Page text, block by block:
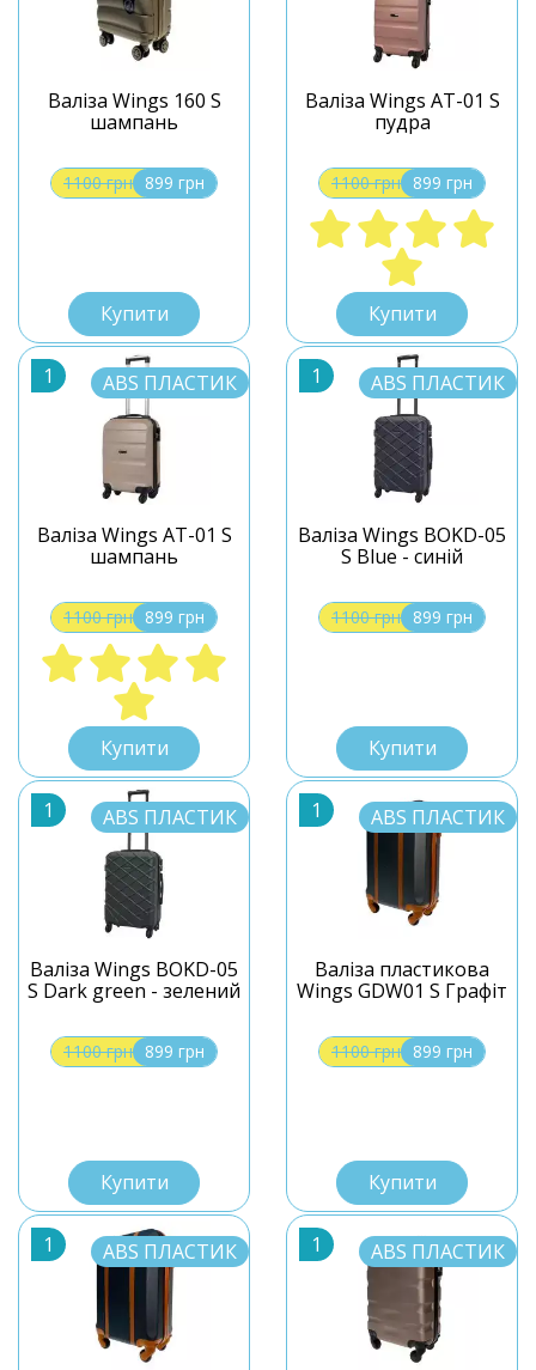
Валіза Wings 160 S
шампань
1100 грн 899 грн
Купити
Валіза Wings AT-01 S
пудра
S
1100 грн 899 грн
Купити
1 ABS ПЛАСТИК
Валіза Wings AT-01 S
шампань
S
1100 грн 899 грн
Купити
1 ABS ПЛАСТИК
Валіза Wings BOKD-05
S Blue - синій
1100 грн 899 грн
Купити
1 ABS ПЛАСТИК
Валіза Wings BOKD-05
S Dark green - зелений
1100 грн 899 грн
Купити
1 ABS ПЛАСТИК
Валіза пластикова
Wings GDW01 S Графіт
1100 грн 899 грн
Купити
1 ABS ПЛАСТИК 1 ABS ПЛАСТИК